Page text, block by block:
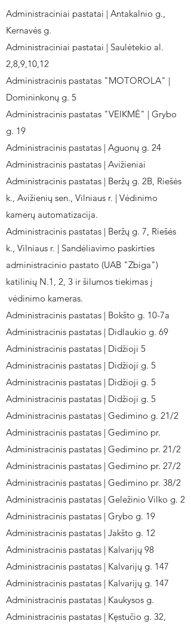
Administraciniai pastatai | Antakalnio g.,
Kernavės g.
Administraciniai pastatai | Saulėtekio al.
2,8,9,10,12
Administracinis pastatas "MOTOROLA" |
Domininkonų g. 5
Administracinis pastatas "VEIKMĖ" | Grybo
g. 19
Administracinis pastatas | Aguonų g. 24
Administracinis pastatas | Avižieniai
Administracinis pastatas | Beržų g. 2B, Riešės
k., Avižienių sen., Vilniaus r. | Vėdinimo
kamerų automatizacija.
Administracinis pastatas | Beržų g. 7, Riešės
k., Vilniaus r. | Sandėliavimo paskirties
administracinio pastato (UAB "Zbiga")
katilinių N.1, 2, 3 ir šilumos tiekimas į
vėdinimo kameras.
Administracinis pastatas | Bokšto g. 10-7a
Administracinis pastatas | Didlaukio g. 69
Administracinis pastatas | Didžioji 5
Administracinis pastatas | Didžioji g. 5
Administracinis pastatas | Didžioji g. 5
Administracinis pastatas | Didžioji g. 5
Administracinis pastatas | Gedimino g. 21/2
Administracinis pastatas | Gedimino pr.
Administracinis pastatas | Gedimino pr. 21/2
Administracinis pastatas | Gedimino pr. 27/2
Administracinis pastatas | Gedimino pr. 38/2
Administracinis pastatas | Geležinio Vilko g. 2
Administracinis pastatas | Grybo g. 19
Administracinis pastatas | Jakšto g. 12
Administracinis pastatas | Kalvarijų 98
Administracinis pastatas | Kalvarijų g. 147
Administracinis pastatas | Kalvarijų g. 147
Administracinis pastatas | Kaukysos g.
Administracinis pastatas | Kęstučio g. 32,